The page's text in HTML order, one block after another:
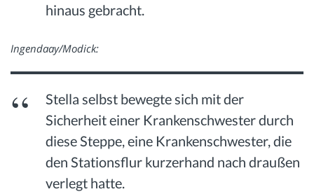
hinaus gebracht.
Ingendaay/Modick:
Stella selbst bewegte sich mit der
Sicherheit einer Krankenschwester durch
diese Steppe, eine Krankenschwester, die
den Stationsflur kurzerhand nach draußen
verlegt hatte.